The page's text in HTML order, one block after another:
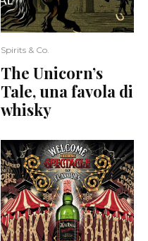
Spirits & Co.
The Unicorn’s
Tale, una favola di
whisky